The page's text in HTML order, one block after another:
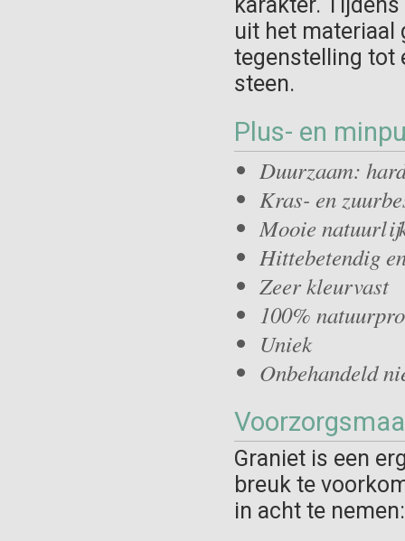
uit het materiaal
tegenstelling tot
steen.
Plus- en
Duurzaam:
Kras- en
Mooie
Hittebetendig
Zeer kleurvast
100%
Uniek
Onbehandeld
Graniet is een
breuk te
in acht te nemen: